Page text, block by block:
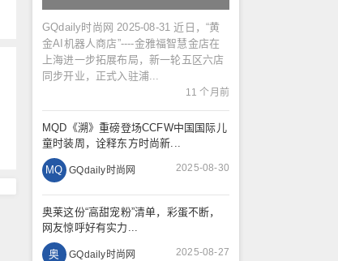
GQdaily时尚网 2025-08-31 近日，“黄
金AI机器人商店”----金雅福智慧金店在
上海进一步拓展布局，新一轮五区六店
同步开业，正式入驻浦...
11 个月前
MQD《溯》重磅登场CCFW中国国际儿
童时装周，诠释东方时尚新...
MQ GQdaily时尚网 2025-08-30
奥莱这份“高甜宠粉”清单，彩蛋不断，
网友惊呼好有实力...
奥 GQdaily时尚网 2025-08-27